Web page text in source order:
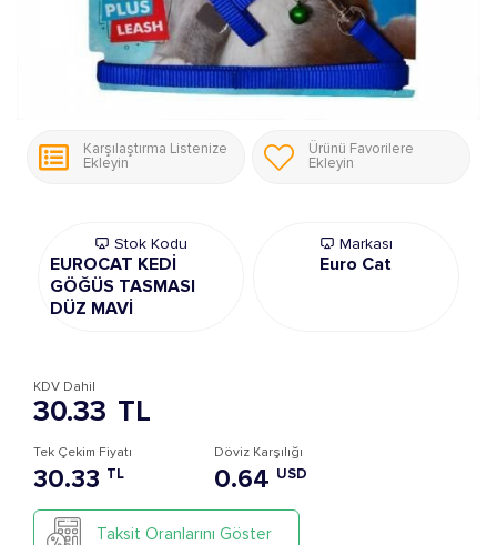
Karşılaştırma Listenize
Ekleyin
Ürünü Favorilere
Ekleyin
Stok Kodu
EUROCAT KEDİ
GÖĞÜS TASMASI
DÜZ MAVİ
Markası
Euro Cat
30.33 TL
KDV Dahil
Tek Çekim Fiyatı
30.33 TL
Döviz Karşılığı
0.64 USD
Taksit Oranlarını Göster